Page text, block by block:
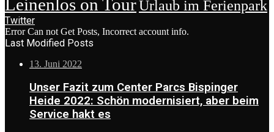
Leinenlos on TourUrlaub im Ferienpark
Twitter
Error Can not Get Posts, Incorrect account info.
Last Modified Posts
13. Juni 2022
Unser Fazit zum Center Parcs Bispinger
Heide 2022: Schön modernisiert, aber beim
Service hakt es